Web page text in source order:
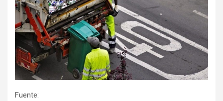
Fuente: